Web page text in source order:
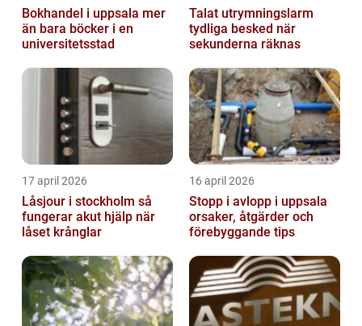
Bokhandel i uppsala mer
än bara böcker i en
universitetsstad
Talat utrymningslarm
tydliga besked när
sekunderna räknas
17 april 2026
Låsjour i stockholm så
fungerar akut hjälp när
låset krånglar
16 april 2026
Stopp i avlopp i uppsala
orsaker, åtgärder och
förebyggande tips